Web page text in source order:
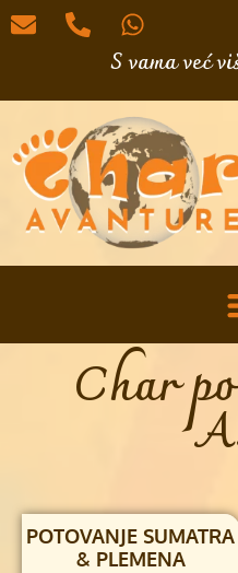
S vama već
Char
POTOVANJE SUMATRA
& PLEMENA